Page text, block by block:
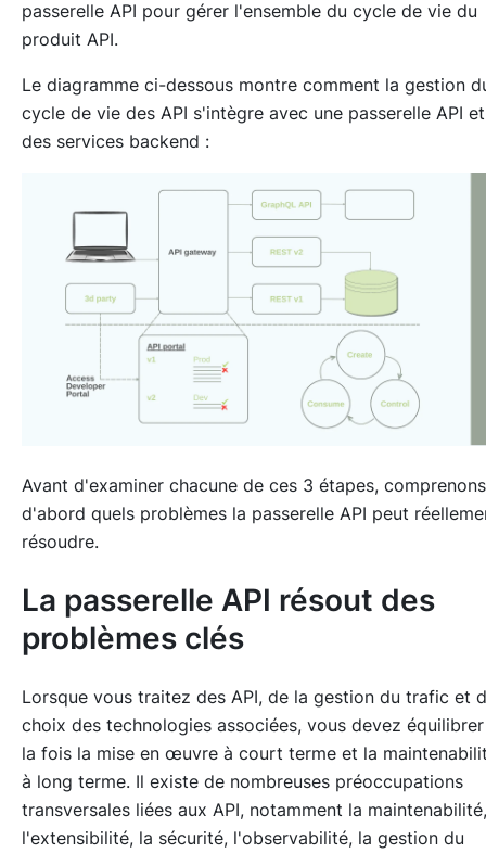
passerelle API pour gérer l'ensemble du cycle de vie du
produit API.
Le diagramme ci-dessous montre comment la gestion
cycle de vie des API s'intègre avec une passerelle API et
des services backend :
Avant d'examiner chacune de ces 3 étapes, comprenons
d'abord quels problèmes la passerelle API peut
résoudre.
La passerelle API résout des
problèmes clés
Lorsque vous traitez des API, de la gestion du trafic et
choix des technologies associées, vous devez
la fois la mise en œuvre à court terme et la
à long terme. Il existe de nombreuses préoccupations
transversales liées aux API, notamment la maintenabilité,
l'extensibilité, la sécurité, l'observabilité, la gestion du